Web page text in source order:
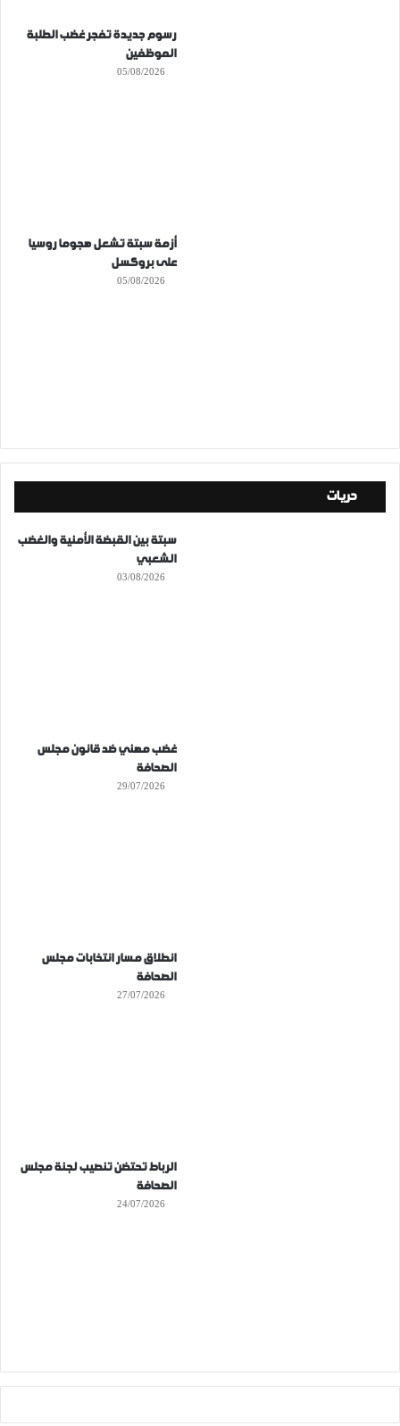
رسوم جديدة تفجر غضب الطلبة
الموظفين
05/08/2026
أزمة سبتة تشعل هجوما روسيا
على بروكسل
05/08/2026
حريات
سبتة بين القبضة الأمنية والغضب
الشعبي
03/08/2026
غضب مهني ضد قانون مجلس
الصحافة
29/07/2026
انطلاق مسار انتخابات مجلس
الصحافة
27/07/2026
الرباط تحتضن تنصيب لجنة مجلس
الصحافة
24/07/2026